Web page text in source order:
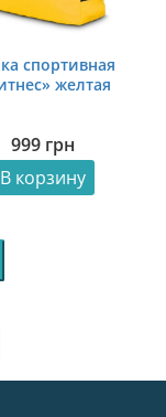
спортивная
желтая
999 грн
В корзину